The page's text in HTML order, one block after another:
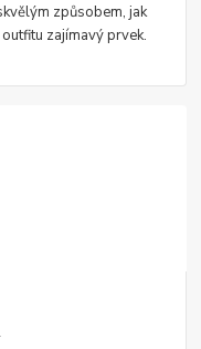
způsobem, jak
zajímavý prvek.